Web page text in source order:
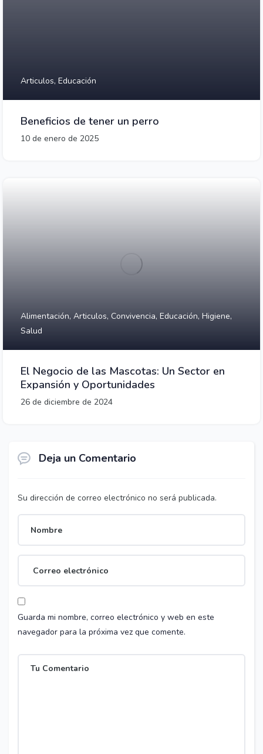
Articulos, Educación
Beneficios de tener un perro
10 de enero de 2025
Alimentación, Articulos, Convivencia, Educación, Higiene,
Salud
El Negocio de las Mascotas: Un Sector en
Expansión y Oportunidades
26 de diciembre de 2024
Deja un Comentario
Su dirección de correo electrónico no será publicada.
Guarda mi nombre, correo electrónico y web en este
navegador para la próxima vez que comente.